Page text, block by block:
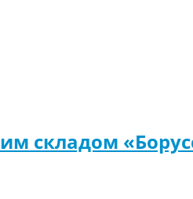
складом